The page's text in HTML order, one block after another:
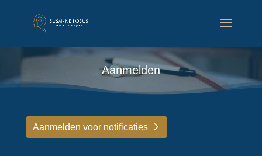
Aanmelden
Aanmelden voor notificaties